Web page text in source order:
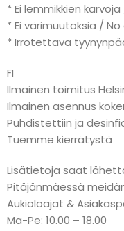
* Ei lemmikkien
* Ei värimuutoksia /
* Irrotettava
FI
Ilmainen toimitus
Ilmainen asennus
Puhdistettiin ja
Tuemme kierrätystä
Lisätietoja saat
Pitäjänmäessä
Aukioloajat &
Ma-Pe: 10.00 – 18.00